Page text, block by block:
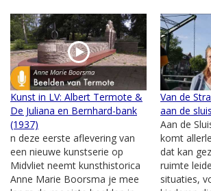
Kunst in LV: Albert Termote &
De Juliana en Bernhard-bank
(1937)
n deze eerste aflevering van
een nieuwe kunstserie op
Midvliet neemt kunsthistorica
Anne Marie Boorsma je mee
Van de
aan de sluis
Aan de
komt
dat kan
ruimte
situaties,